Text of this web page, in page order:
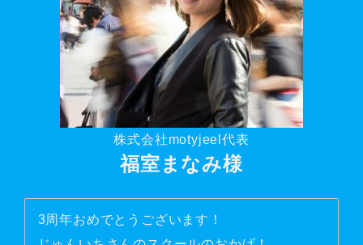
株式会社motyjeel代表
福室まなみ様
3周年おめでとうございます！